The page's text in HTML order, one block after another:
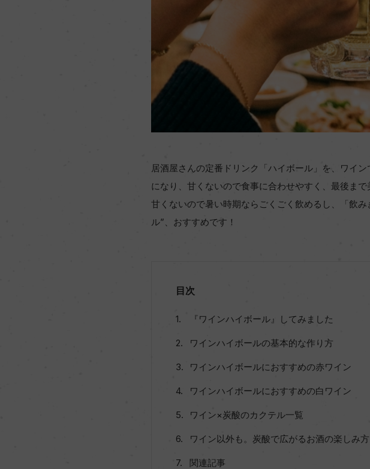
居酒屋さんの定番ドリンク「ハイボール」を、ワイ
になり、甘くないので食事に合わせやすく、最後まで
甘くないので暑い時期ならごくごく飲めるし、「飲
ル”、おすすめです！
目次
『ワインハイボール』してみました
ワインハイボールの基本的な作り方
ワインハイボールにおすすめの赤ワイン
ワインハイボールにおすすめの白ワイン
ワイン×炭酸のカクテル一覧
ワイン以外も。炭酸で広がるお酒の楽しみ方
関連記事